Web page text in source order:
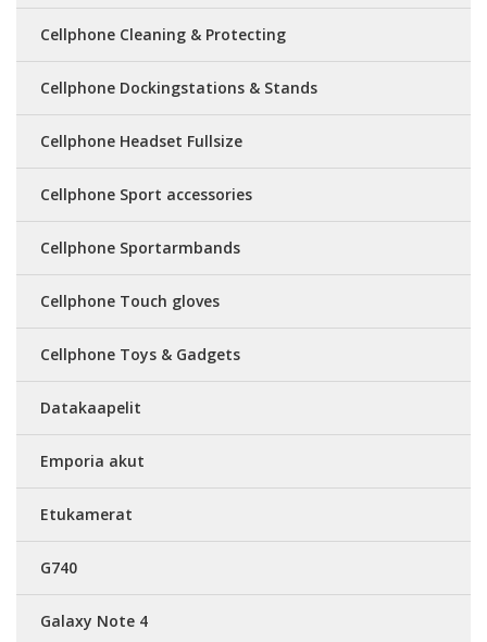
Cellphone Cleaning & Protecting
Cellphone Dockingstations & Stands
Cellphone Headset Fullsize
Cellphone Sport accessories
Cellphone Sportarmbands
Cellphone Touch gloves
Cellphone Toys & Gadgets
Datakaapelit
Emporia akut
Etukamerat
G740
Galaxy Note 4